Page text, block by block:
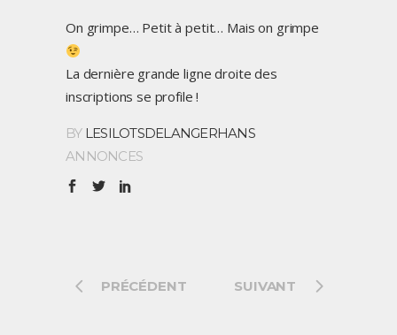
On grimpe… Petit à petit… Mais on grimpe
La dernière grande ligne droite des
inscriptions se profile !
BY LESILOTSDELANGERHANS
ANNONCES
PRÉCÉDENT SUIVANT